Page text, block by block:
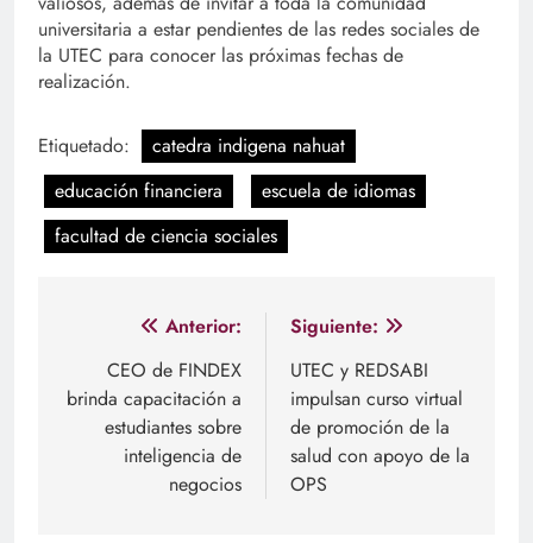
universitaria a estar pendientes de las redes sociales de
la UTEC para conocer las próximas fechas de
realización.
Etiquetado:
catedra indigena nahuat
educación financiera
escuela de idiomas
facultad de ciencia sociales
Navegación
entradas
Anterior:
CEO de FINDEX
brinda capacitación a
estudiantes sobre
inteligencia de
negocios
Siguiente:
UTEC y REDSABI
impulsan curso virtual
de promoción de la
salud con apoyo de la
OPS